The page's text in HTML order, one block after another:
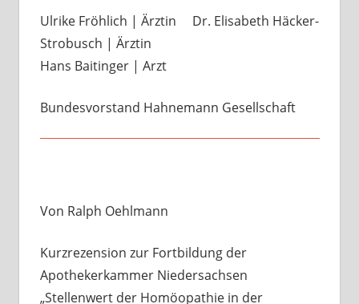
Ulrike Fröhlich | Ärztin Dr. Elisabeth Häcker-
Strobusch | Ärztin
Hans Baitinger | Arzt
Bundesvorstand Hahnemann Gesellschaft
Von Ralph Oehlmann
Kurzrezension zur Fortbildung der
Apothekerkammer Niedersachsen
„Stellenwert der Homöopathie in der